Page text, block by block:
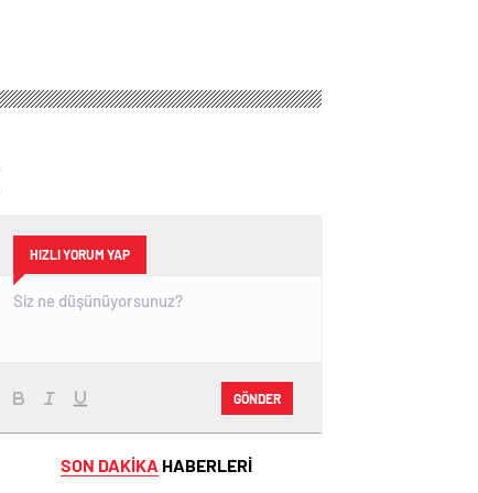
HIZLI YORUM YAP
GÖNDER
SON DAKİKA HABERLERİ